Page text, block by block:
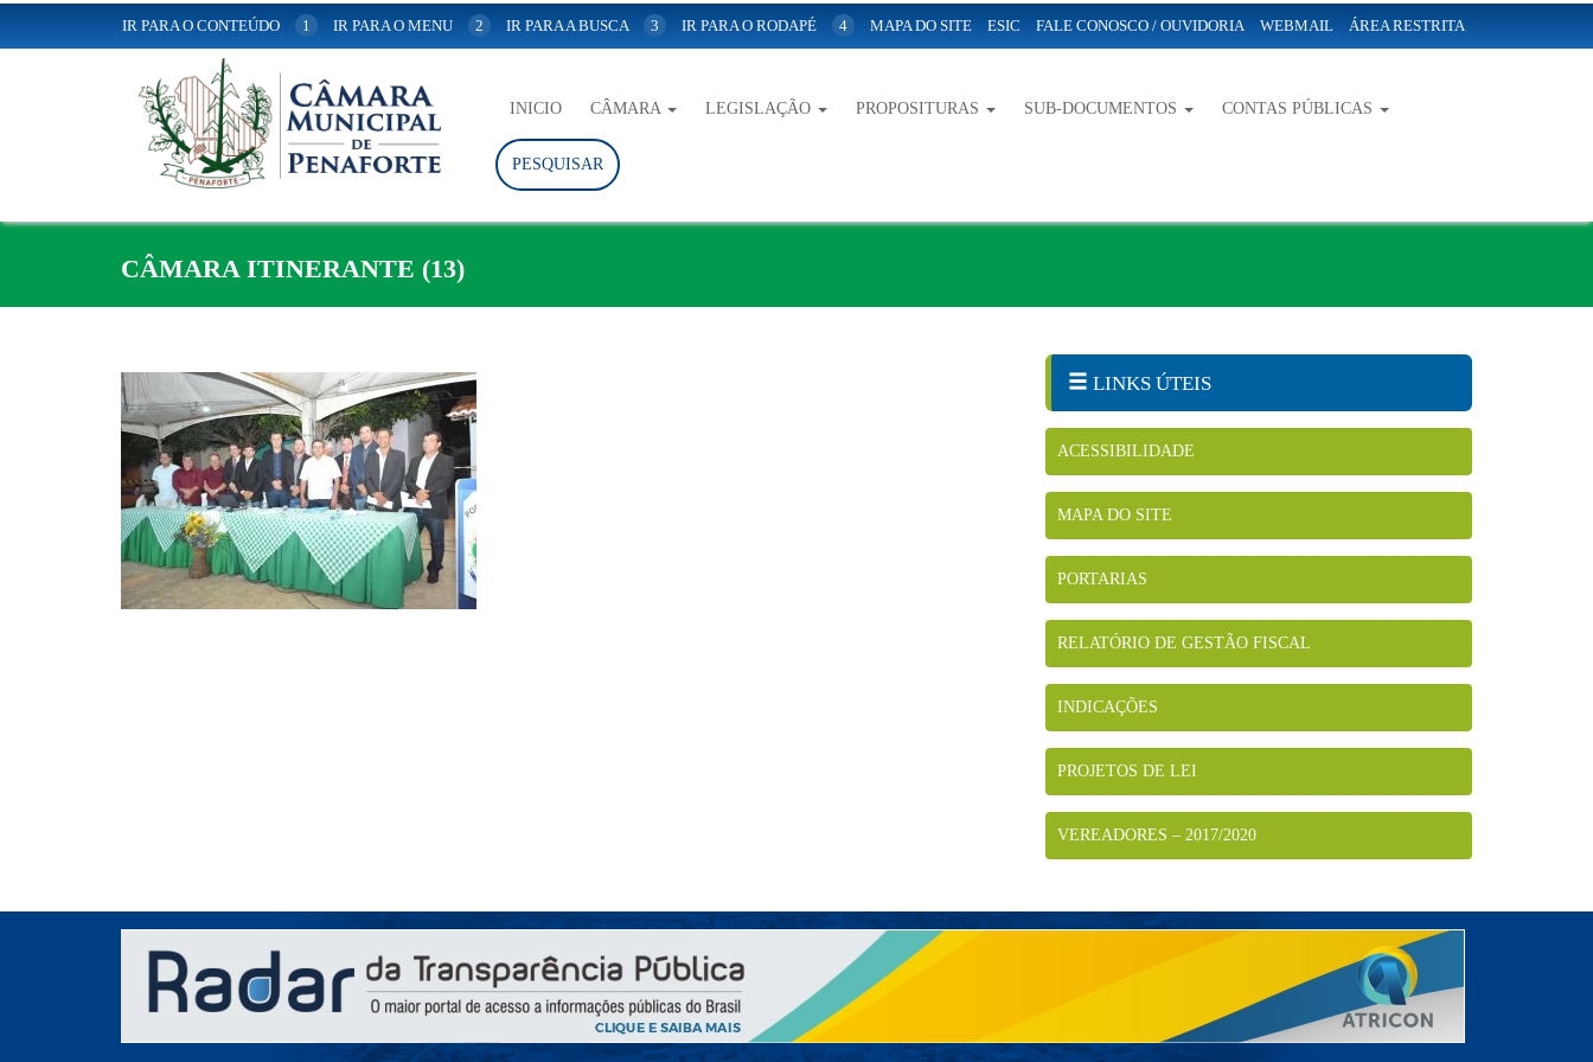
IR PARA O CONTEÚDO 1 IR PARA O MENU 2 IR PARA A BUSCA 3 IR PARA O RODAPÉ 4 MAPA DO SITE ESIC FALE CONOSCO / OUVIDORIA WEBMAIL ÁREA RESTRITA
INICIO CÂMARA LEGISLAÇÃO PROPOSITURAS SUB-DOCUMENTOS CONTAS PÚBLICAS
PESQUISAR
CÂMARA ITINERANTE (13)
LINKS ÚTEIS
ACESSIBILIDADE
MAPA DO SITE
PORTARIAS
RELATÓRIO DE GESTÃO FISCAL
INDICAÇÕES
PROJETOS DE LEI
VEREADORES – 2017/2020